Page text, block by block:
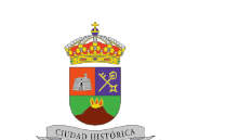
contenido